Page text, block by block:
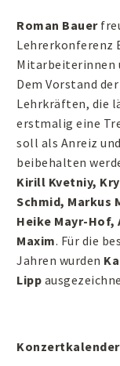
Roman Bauer
Lehrerkonferenz
Mitarbeiterinnen
Dem Vorstand
Lehrkräften, die
erstmalig eine
soll als Anreiz
beibehalten
Kirill Kvetniy,
Schmid, Markus
Heike Mayr-Hof,
Maxim. Für die
Jahren wurden
Lipp